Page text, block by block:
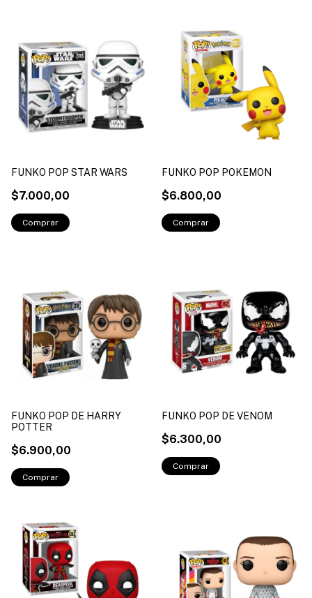
FUNKO POP STAR WARS
$7.000,00
FUNKO POP POKEMON
$6.800,00
FUNKO POP DE HARRY
POTTER
$6.900,00
FUNKO POP DE VENOM
$6.300,00